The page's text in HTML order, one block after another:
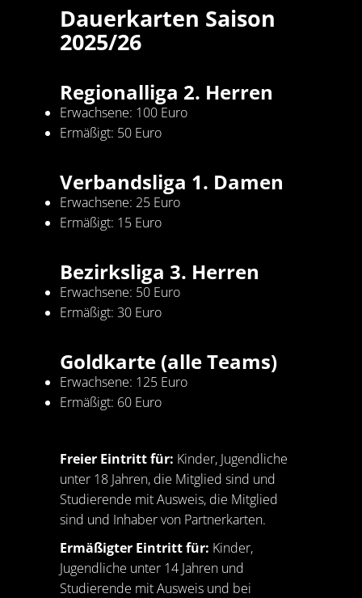
Dauerkarten Saison
2025/26
Regionalliga 2. Herren
Erwachsene: 100 Euro
Ermäßigt: 50 Euro
Verbandsliga 1. Damen
Erwachsene: 25 Euro
Ermäßigt: 15 Euro
Bezirksliga 3. Herren
Erwachsene: 50 Euro
Ermäßigt: 30 Euro
Goldkarte (alle Teams)
Erwachsene: 125 Euro
Ermäßigt: 60 Euro
Freier Eintritt für: Kinder, Jugendliche
unter 18 Jahren, die Mitglied sind und
Studierende mit Ausweis, die Mitglied
sind und Inhaber von Partnerkarten.
Ermäßigter Eintritt für: Kinder,
Jugendliche unter 14 Jahren und
Studierende mit Ausweis und bei